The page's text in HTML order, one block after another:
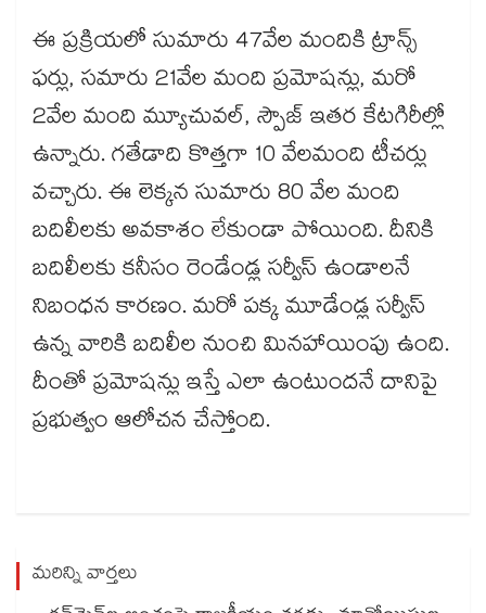
ఈ ప్రక్రియలో సుమారు 47వేల మందికి ట్రాన్స్
ఫర్లు, సమారు 21వేల మంది ప్రమోషన్లు, మరో
2వేల మంది మ్యూచువల్, స్పౌజ్ ఇతర కేటగిరీల్లో
ఉన్నారు. గతేడాది కొత్తగా 10 వేలమంది టీచర్లు
వచ్చారు. ఈ లెక్కన సుమారు 80 వేల మంది
బదిలీలకు అవకాశం లేకుండా పోయింది. దీనికి
బదిలీలకు కనీసం రెండేండ్ల సర్వీస్ ఉండాలనే
నిబంధన కారణం. మరో పక్క మూడేండ్ల సర్వీస్
ఉన్న వారికి బదిలీల నుంచి మినహాయింపు ఉంది.
దీంతో ప్రమోషన్లు ఇస్తే ఎలా ఉంటుందనే దానిపై
ప్రభుత్వం ఆలోచన చేస్తోంది.
మరిన్ని వార్తలు